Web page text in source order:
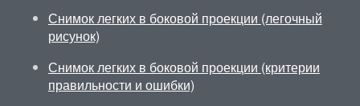
Снимок легких в боковой проекции (легочный
рисунок)
Снимок легких в боковой проекции (критерии
правильности и ошибки)